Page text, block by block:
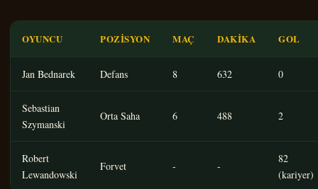
OYUNCU POZISYON MAÇ DAKIKA GOL
Jan Bednarek Defans 8 632 0
Sebastian
Szymanski
Orta Saha 6 488 2
Robert
Lewandowski
Forvet - -
82
(kariyer)